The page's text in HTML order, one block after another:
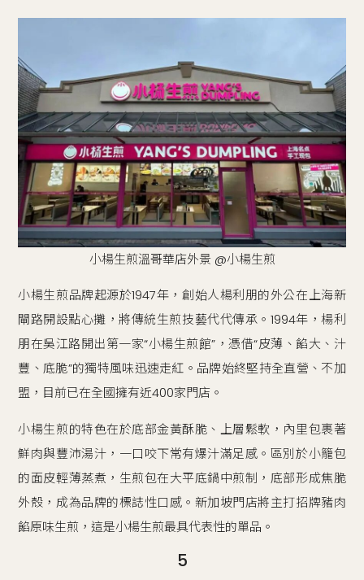
小楊生煎溫哥華店外景 @小楊生煎
小楊生煎品牌起源於1947年，創始人楊利朋的外公在上海新
閘路開設點心攤，將傳統生煎技藝代代傳承。1994年，楊利
朋在吳江路開出第一家“小楊生煎館”，憑借“皮薄、餡大、汁
豐、底脆”的獨特風味迅速走紅。品牌始終堅持全直營、不加
盟，目前已在全國擁有近400家門店。
小楊生煎的特色在於底部金黃酥脆、上層鬆軟，內里包裹著
鮮肉與豐沛湯汁，一口咬下常有爆汁滿足感。區別於小籠包
的面皮輕薄蒸煮，生煎包在大平底鍋中煎制，底部形成焦脆
外殼，成為品牌的標誌性口感。新加坡門店將主打招牌豬肉
餡原味生煎，這是小楊生煎最具代表性的單品。
5